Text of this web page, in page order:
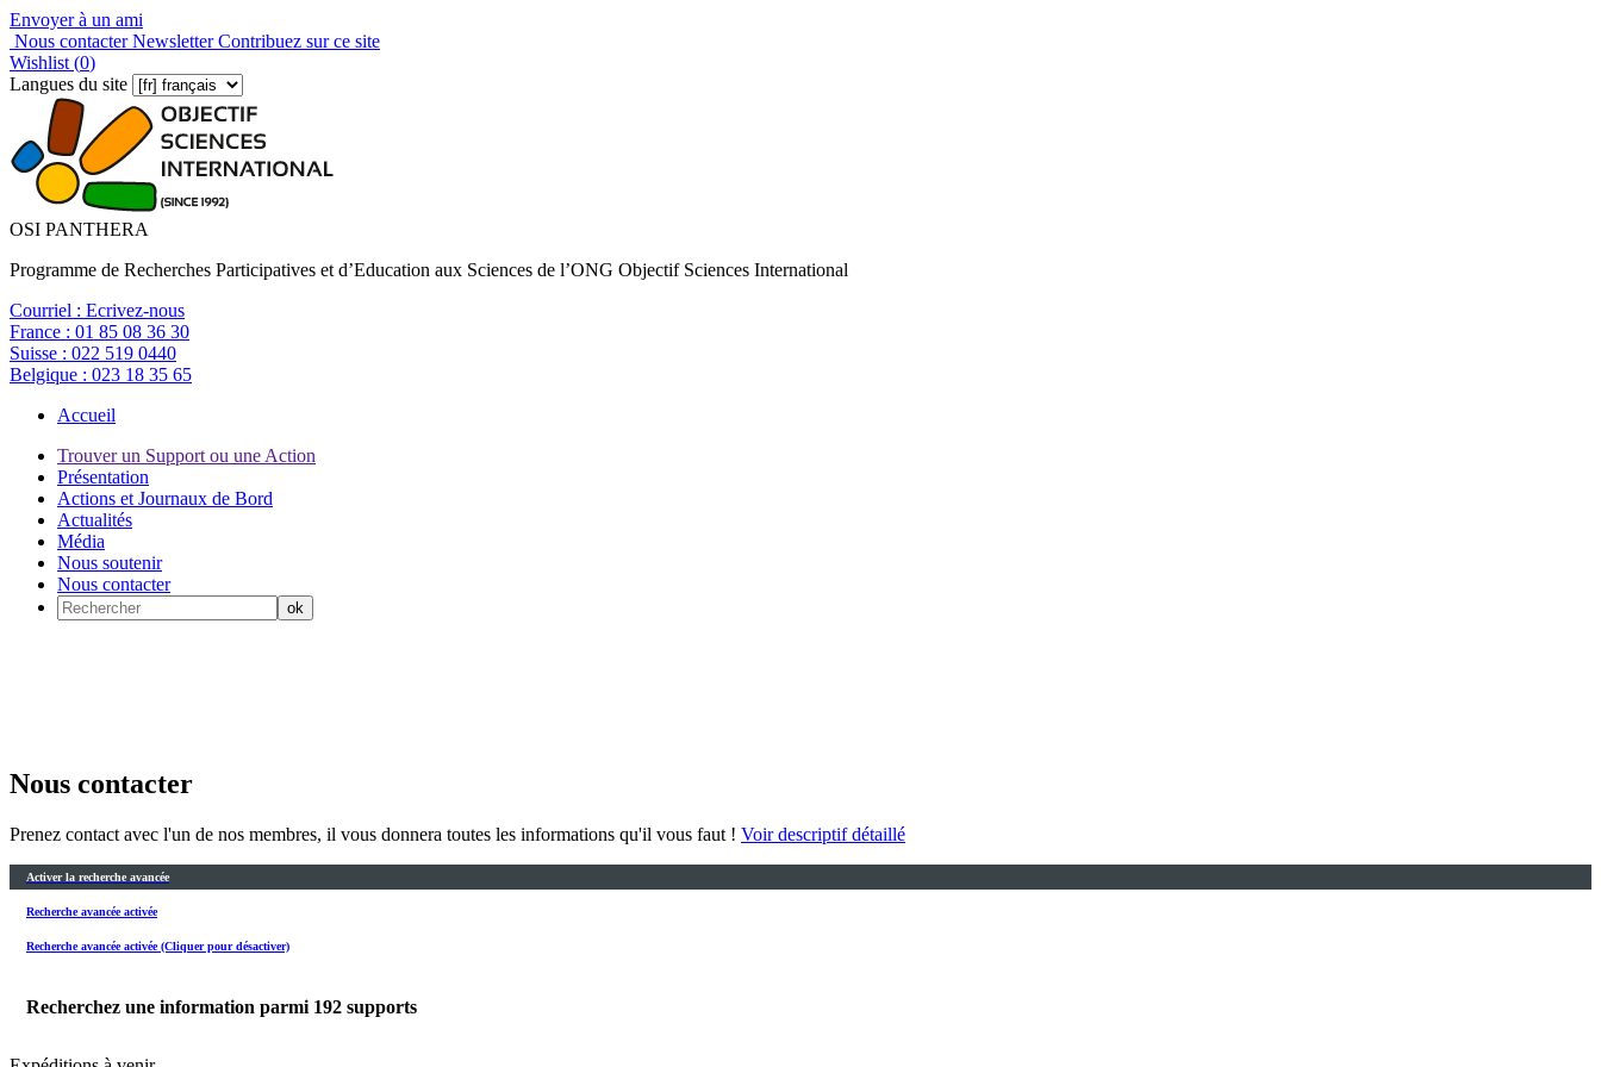
Envoyer à un ami
Nous contacterNewsletterContribuez sur ce site
Wishlist (0)
Langues du site
OSI PANTHERA
Programme de Recherches Participatives et d’Education aux Sciences de l’ONG Objectif Sciences International
Courriel : Ecrivez-nous
France : 01 85 08 36 30
Suisse : 022 519 0440
Belgique : 023 18 35 65
Accueil
Trouver un Support ou une Action
Présentation
Actions et Journaux de Bord
Actualités
Média
Nous soutenir
Nous contacter
Nous contacter
Prenez contact avec l'un de nos membres, il vous donnera toutes les informations qu'il vous faut ! Voir descriptif détaillé
Activer la recherche avancée
Recherche avancée activée
Recherche avancée activée (Cliquer pour désactiver)
Recherchez une information parmi 192 supports